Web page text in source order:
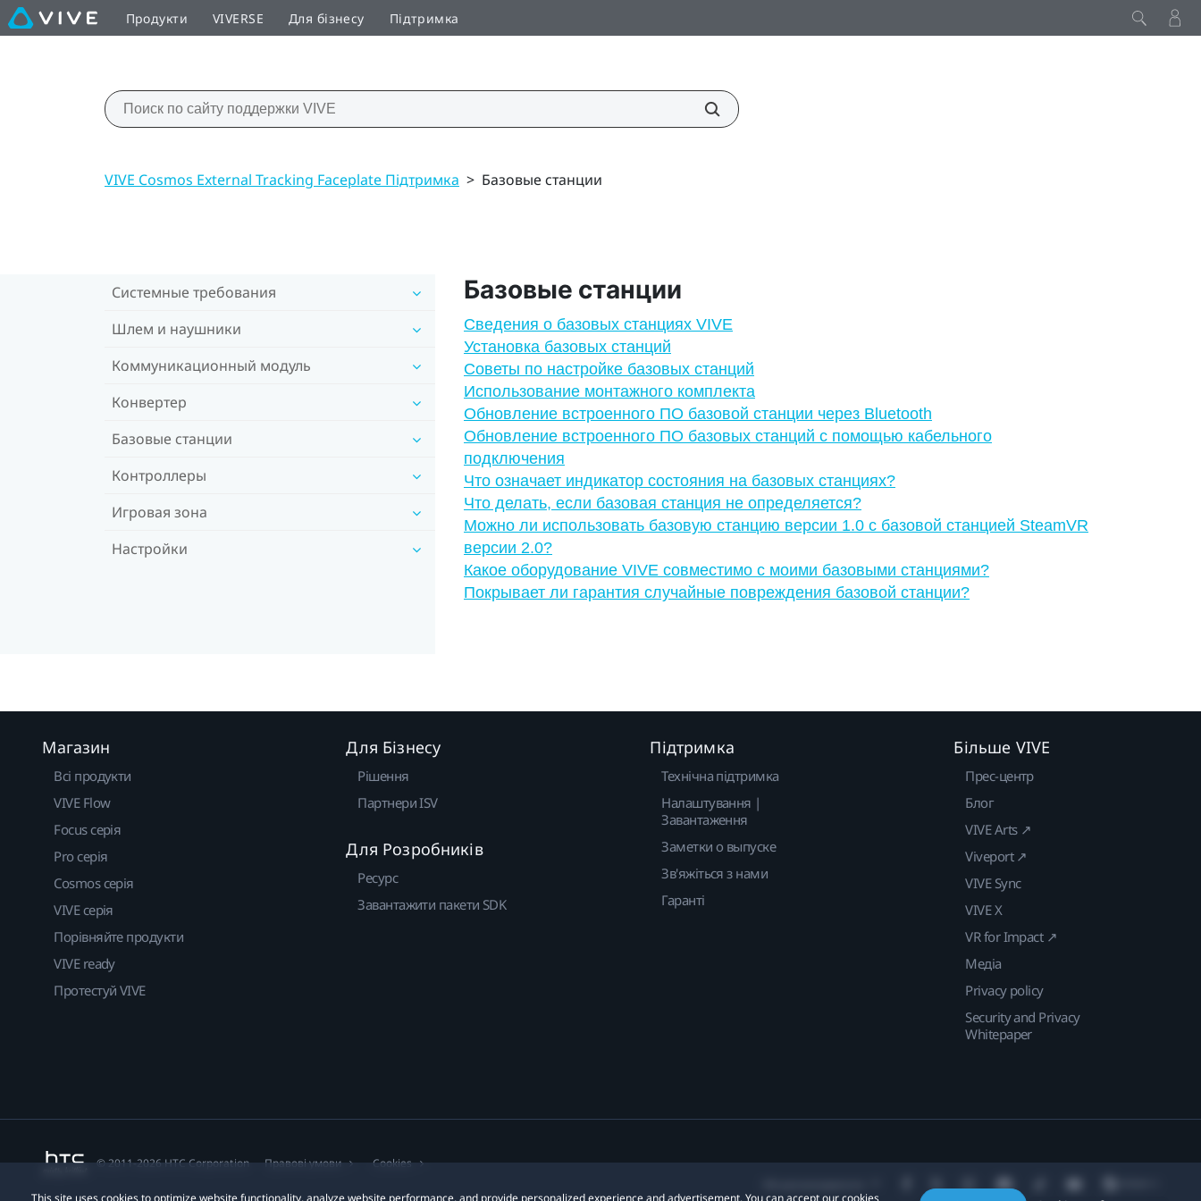
Продукти VIVERSE Для бізнесу Підтримка
VIVE Cosmos External Tracking Faceplate Підтримка > Базовые станции
Системные требования
Шлем и наушники
Коммуникационный модуль
Конвертер
Базовые станции
Контроллеры
Игровая зона
Настройки
Базовые станции
Сведения о базовых станциях VIVE
Установка базовых станций
Советы по настройке базовых станций
Использование монтажного комплекта
Обновление встроенного ПО базовой станции через Bluetooth
Обновление встроенного ПО базовых станций с помощью кабельного
подключения
Что означает индикатор состояния на базовых станциях?
Что делать, если базовая станция не определяется?
Можно ли использовать базовую станцию версии 1.0 с базовой станцией SteamVR
версии 2.0?
Какое оборудование VIVE совместимо с моими базовыми станциями?
Покрывает ли гарантия случайные повреждения базовой станции?
This site uses cookies to optimize website functionality, analyze website performance, and provide personalized experience and advertisement. You can accept our cookies
Магазин
Всі продукти
VIVE Flow
Focus серія
Pro серія
Cosmos серія
VIVE серія
Порівняйте продукти
VIVE ready
Протестуй VIVE
Для Бізнесу
Рішення
Партнери ISV
Для Розробників
Ресурс
Завантажити пакети SDK
Підтримка
Технічна підтримка
Налаштування |
Завантаження
Заметки о выпуске
Зв'яжіться з нами
Гаранті
Більше VIVE
Прес-центр
Блог
VIVE Arts ↗
Viveport ↗
VIVE Sync
VIVE X
VR for Impact ↗
Медіа
Privacy policy
Security and Privacy
Whitepaper
© 2011-2026 HTC Corporation Правові умови Cookies